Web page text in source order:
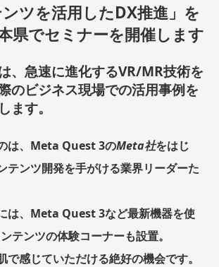
ンツを活用したDX推進」を
県でセミナーを開催します
、急速に進化するVR/MR技術を
のビジネス現場での活用事例を
ます。
は、Meta Quest 3のMeta社をはじ
テンツ開発を手がける業界リーダーた
は、Meta Quest 3など最新機器を使
テンツの体験コーナーも設置。
で感じていただける絶好の機会です。